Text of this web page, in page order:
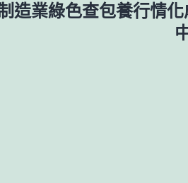
造業綠色查包養行情化